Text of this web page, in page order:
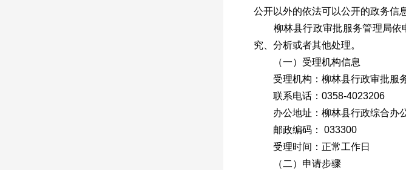
公开以外的依法可以公开的政务信息
柳林县行政审批服务管理局依
究、分析或者其他处理。
（一）受理机构信息
受理机构：柳林县行政审批服务
联系电话：0358-4023206
办公地址：柳林县行政综合办
邮政编码： 033300
受理时间：正常工作日
（二）申请步骤